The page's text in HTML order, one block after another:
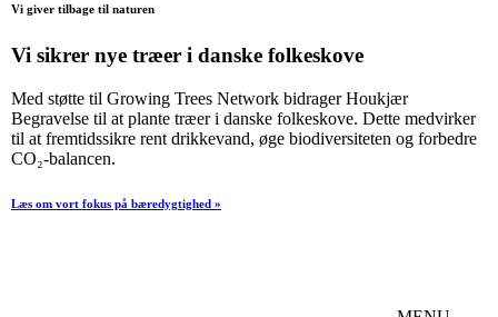
Vi giver tilbage til naturen
Vi sikrer nye træer i danske folkeskove
Med støtte til Growing Trees Network bidrager Houkjær
Begravelse til at plante træer i danske folkeskove. Dette medvirker
til at fremtidssikre rent drikkevand, øge biodiversiteten og forbedre
CO₂-balancen.
Læs om vort fokus på bæredygtighed »